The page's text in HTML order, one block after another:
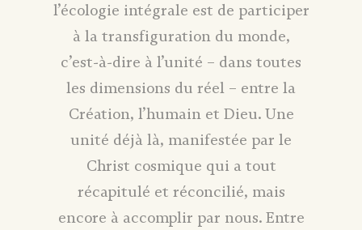
l’écologie intégrale est de participer
à la transfiguration du monde,
c’est-à-dire à l’unité – dans toutes
les dimensions du réel – entre la
Création, l’humain et Dieu. Une
unité déjà là, manifestée par le
Christ cosmique qui a tout
récapitulé et réconcilié, mais
encore à accomplir par nous. Entre